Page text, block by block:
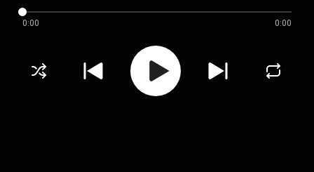
0:00 0:00